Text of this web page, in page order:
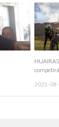
2021-